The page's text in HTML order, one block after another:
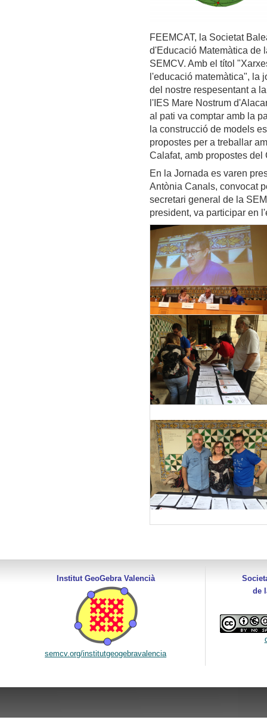
FEEMCAT, la Societat
d'Educació Matemàtica de
SEMCV. Amb el títol
l'educació matemàtica", la
del nostre respesentant a
l'IES Mare Nostrum
al pati va comptar amb la
la construcció de models
propostes per a treballar
Calafat, amb propostes del
En la Jornada es varen
Antònia Canals, convocat
secretari general de la
president, va participar en
Institut GeoGebra Valencià
semcv.org/institutgeogebravalencia
de